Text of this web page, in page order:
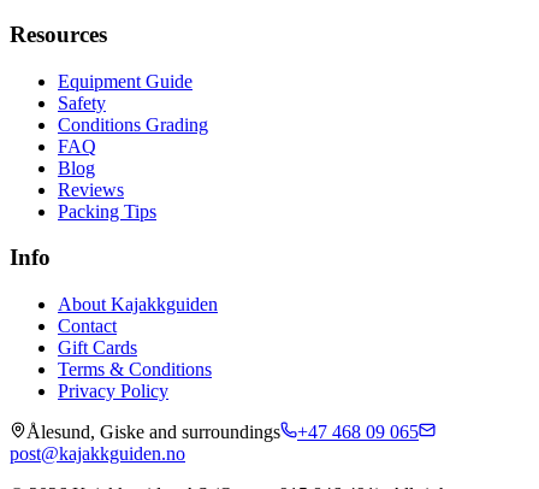
Resources
Equipment Guide
Safety
Conditions Grading
FAQ
Blog
Reviews
Packing Tips
Info
About Kajakkguiden
Contact
Gift Cards
Terms & Conditions
Privacy Policy
Ålesund, Giske and surroundings
+47 468 09 065
post@kajakkguiden.no